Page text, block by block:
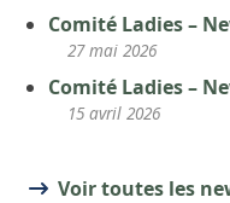
Comité Ladies –
27 mai 2026
Comité Ladies –
15 avril 2026
Voir toutes les